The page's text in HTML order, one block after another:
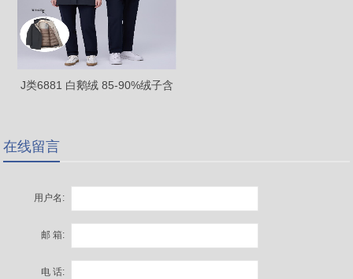
J类6881 白鹅绒 85-90%绒子含
在线留言
用户名:
邮 箱:
电 话: